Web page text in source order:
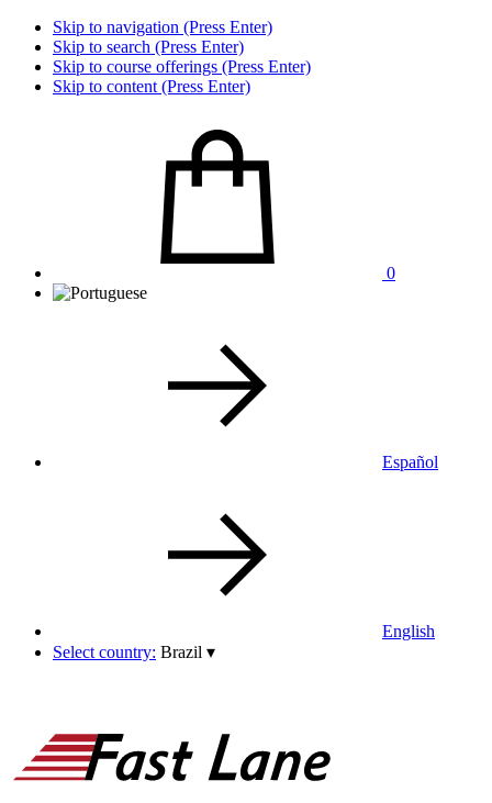
Skip to navigation (Press Enter)
Skip to search (Press Enter)
Skip to course offerings (Press Enter)
Skip to content (Press Enter)
0
Español
English
Select country: Brazil ▾